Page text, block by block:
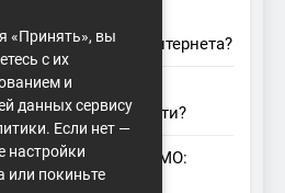
для домашнего интернета?
Проблемы с
как их обойти?
Технология MIMO:
её преимущества
«Принять», вы
с их
и
данных сервису
Если нет —
настройки
или покиньте